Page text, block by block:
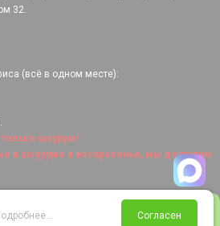
32.
(всё в одном месте):
шоурум!
в шоуруме в воскресенье, мы доставим
Согласен